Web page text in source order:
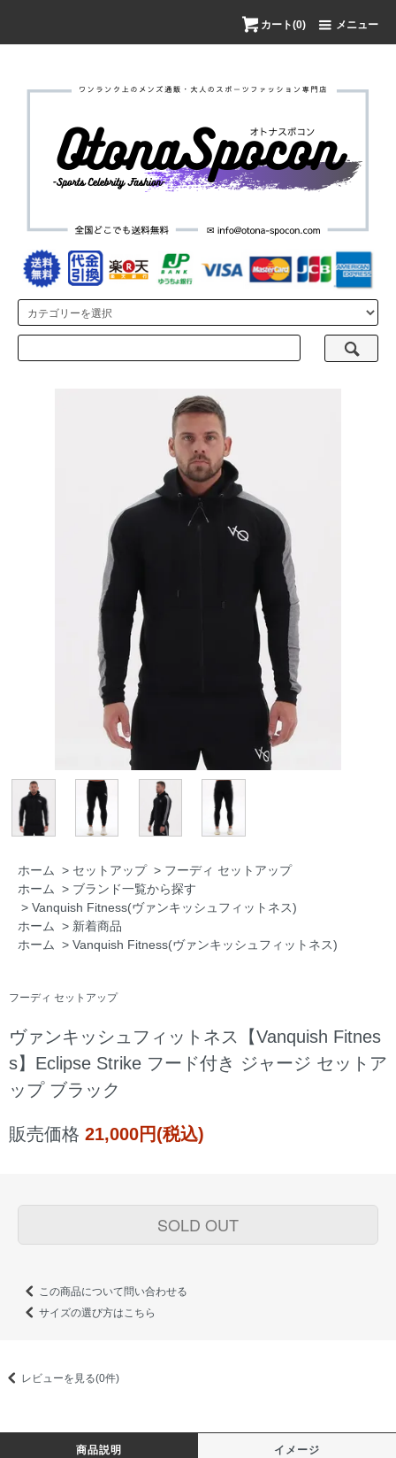
カート(0) メニュー
ホーム > セットアップ > フーディ セットアップ
ホーム
> ブランド一覧から探す
> Vanquish Fitness(ヴァンキッシュフィットネス)
ホーム
> 新着商品
ホーム
> Vanquish Fitness(ヴァンキッシュフィットネス)
フーディ セットアップ
ヴァンキッシュフィットネス【Vanquish Fitnes
s】Eclipse Strike フード付き ジャージ セットア
ップ ブラック
販売価格 21,000円(税込)
SOLD OUT
この商品について問い合わせる
サイズの選び方はこちら
レビューを見る(0件)
商品説明 イメージ